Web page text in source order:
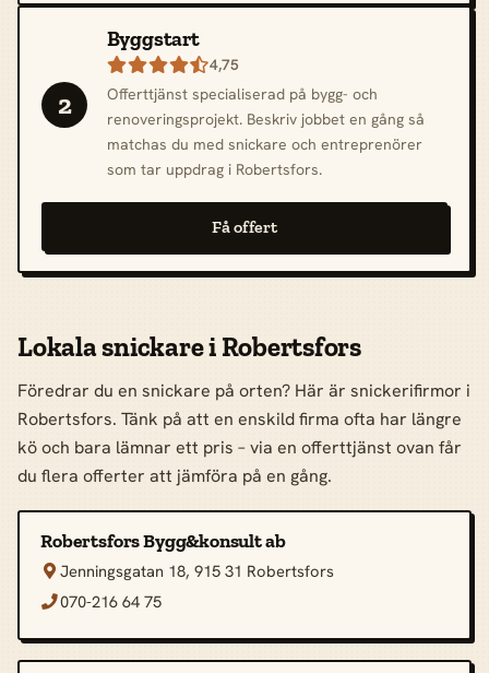
2
Byggstart
4,75
Offerttjänst specialiserad på bygg- och
renoveringsprojekt. Beskriv jobbet en gång så
matchas du med snickare och entreprenörer
som tar uppdrag i Robertsfors.
Få offert
Lokala snickare i Robertsfors
Föredrar du en snickare på orten? Här är snickerifirmor i
Robertsfors. Tänk på att en enskild firma ofta har längre
kö och bara lämnar ett pris – via en offerttjänst ovan får
du flera offerter att jämföra på en gång.
Robertsfors Bygg&konsult ab
 Jenningsgatan 18, 915 31 Robertsfors
070-216 64 75